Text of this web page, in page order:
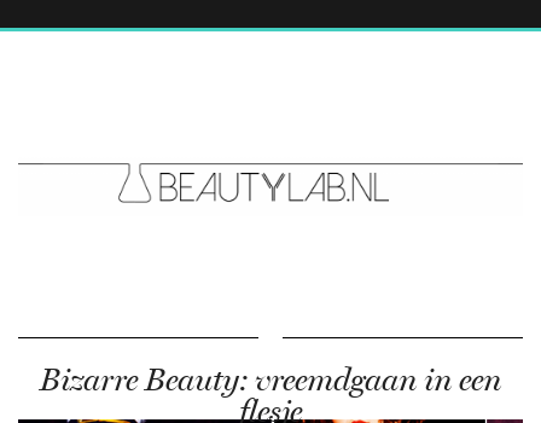
Bizarre Beauty: vreemdgaan in een
flesje